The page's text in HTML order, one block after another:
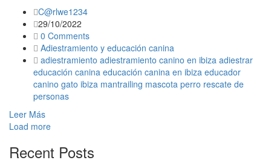
C@rlwe1234
29/10/2022
0 Comments
Adiestramiento y educación canina
adiestramiento adiestramiento canino en ibiza adiestrar
educación canina educación canina en ibiza educador
canino gato ibiza mantrailing mascota perro rescate de
personas
Leer Más
Load more
Recent Posts